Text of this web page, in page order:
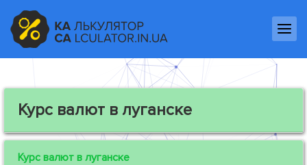
Курс валют в луганске
Курс валют в луганске